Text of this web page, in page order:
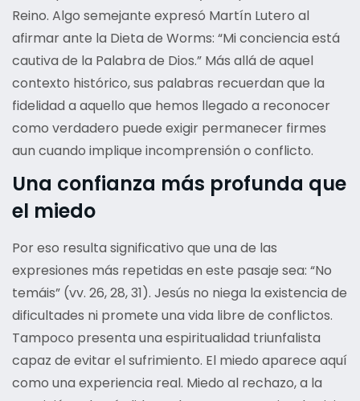
Reino. Algo semejante expresó Martín Lutero al
afirmar ante la Dieta de Worms: “Mi conciencia está
cautiva de la Palabra de Dios.” Más allá de aquel
contexto histórico, sus palabras recuerdan que la
fidelidad a aquello que hemos llegado a reconocer
como verdadero puede exigir permanecer firmes
aun cuando implique incomprensión o conflicto.
Una confianza más profunda que
el miedo
Por eso resulta significativo que una de las
expresiones más repetidas en este pasaje sea: “No
temáis” (vv. 26, 28, 31). Jesús no niega la existencia de
dificultades ni promete una vida libre de conflictos.
Tampoco presenta una espiritualidad triunfalista
capaz de evitar el sufrimiento. El miedo aparece aquí
como una experiencia real. Miedo al rechazo, a la